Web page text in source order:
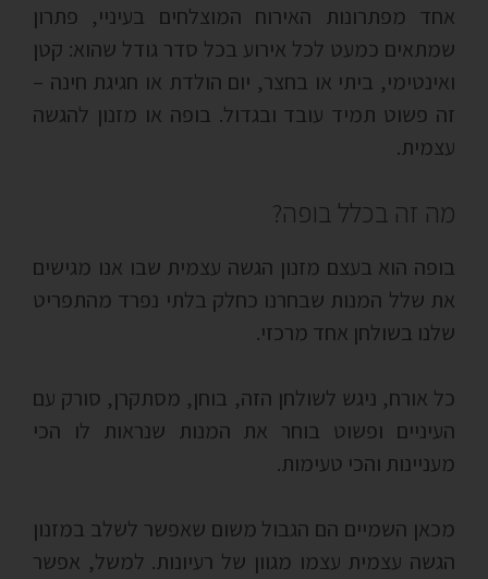
אחד מפתרונות האירוח המוצלחים בעיניי, פתרון
שמתאים כמעט לכל אירוע בכל סדר גודל שהוא: קטן
ואינטימי, ביתי או בחצר, יום הולדת או חגיגת חינה –
זה פשוט תמיד עובד ובגדול. בופה או מזנון להגשה
עצמית.
מה זה בכלל בופה?
בופה הוא בעצם מזנון הגשה עצמית שבו אנו מגישים
את שלל המנות שבחרנו כחלק בלתי נפרד מהתפריט
שלנו בשולחן אחד מרכזי.
כל אורח, ניגש לשולחן הזה, בוחן, מסתקרן, סורק עם
העיניים ופשוט בוחר את המנות שנראות לו הכי
מעניינות והכי טעימות.
מכאן השמיים הם הגבול משום שאפשר לשלב במזנון
הגשה עצמית עצמו מגוון של רעיונות. למשל, אפשר